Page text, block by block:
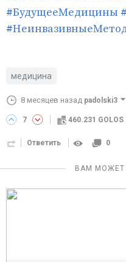
#БудущееМедицины
медицина
8 месяцев назад padolski3
7 460.231 GOLOS
Ответить 0
ВАМ МОЖЕТ